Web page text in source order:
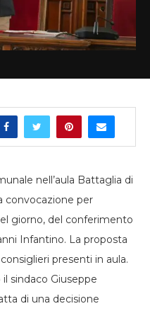
nell’aula Battaglia di
convocazione per
giorno, del conferimento
Infantino. La proposta
presenti in aula.
sindaco Giuseppe
di una decisione